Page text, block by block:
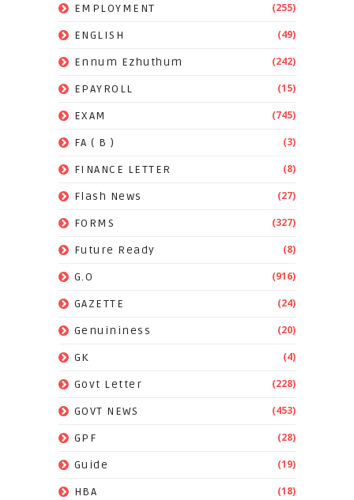
EMPLOYMENT (255)
ENGLISH (49)
Ennum Ezhuthum (242)
EPAYROLL (15)
EXAM (745)
FA ( B ) (3)
FINANCE LETTER (8)
Flash News (27)
FORMS (327)
Future Ready (8)
G.O (916)
GAZETTE (24)
Genuininess (20)
GK (4)
Govt Letter (228)
GOVT NEWS (453)
GPF (28)
Guide (19)
HBA (18)